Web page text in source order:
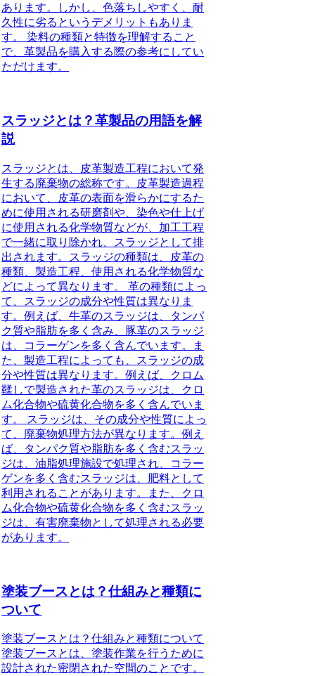
あります。しかし、色落ちしやすく、耐
久性に劣るというデメリットもありま
す。 染料の種類と特徴を理解すること
で、革製品を購入する際の参考にしてい
ただけます。
スラッジとは？革製品の用語を解
説
スラッジとは、皮革製造工程において発
生する廃棄物の総称です。皮革製造過程
において、皮革の表面を滑らかにするた
めに使用される研磨剤や、染色や仕上げ
に使用される化学物質などが、加工工程
で一緒に取り除かれ、スラッジとして排
出されます。スラッジの種類は、皮革の
種類、製造工程、使用される化学物質な
どによって異なります。 革の種類によっ
て、スラッジの成分や性質は異なりま
す。例えば、牛革のスラッジは、タンパ
ク質や脂肪を多く含み、豚革のスラッジ
は、コラーゲンを多く含んでいます。ま
た、製造工程によっても、スラッジの成
分や性質は異なります。例えば、クロム
鞣しで製造された革のスラッジは、クロ
ム化合物や硫黄化合物を多く含んでいま
す。 スラッジは、その成分や性質によっ
て、廃棄物処理方法が異なります。例え
ば、タンパク質や脂肪を多く含むスラッ
ジは、油脂処理施設で処理され、コラー
ゲンを多く含むスラッジは、肥料として
利用されることがあります。また、クロ
ム化合物や硫黄化合物を多く含むスラッ
ジは、有害廃棄物として処理される必要
があります。
塗装ブースとは？仕組みと種類に
ついて
塗装ブースとは？仕組みと種類について
塗装ブースとは、塗装作業を行うために
設計された密閉された空間のことです。